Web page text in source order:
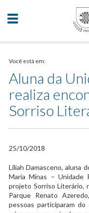
Você está em:
Aluna da
realiza
Sorriso
25/10/2018
​Liliah Damasceno, aluna
Maria Minas – Unidade
projeto Sorriso Literário,
Parque Renato
pessoas participaram